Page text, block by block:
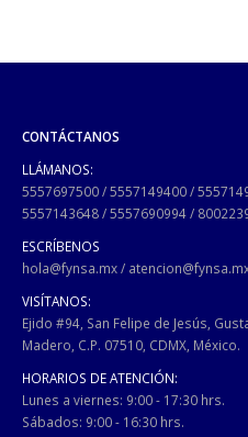
CONTÁCTANOS
LLÁMANOS:
5557697500/5557149400/
5557143648/5557690994/
ESCRÍBENOS
hola@fynsa.mx/
VISÍTANOS:
Ejido #94, San Felipe de Jesús,
Madero, C.P. 07510, CDMX, México.
HORARIOS DE ATENCIÓN:
Lunes a viernes: 9:00 - 17:30 hrs.
Sábados: 9:00 - 16:30 hrs.